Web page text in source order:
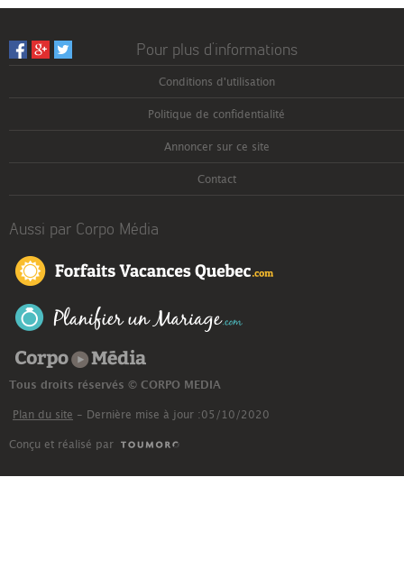
Pour plus d’informations
Conditions d'utilisation
Politique de confidentialité
Annoncer sur ce site
Contact
Aussi par Corpo Média
Tous droits réservés © CORPO MEDIA
Plan du site - Dernière mise à jour :05/10/2020
Conçu et réalisé par